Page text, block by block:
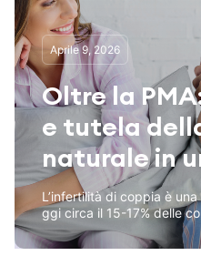
Aprile 9, 2026
Oltre la
e tutela
naturale in
L’infertilità di coppia è
ggi circa il 15-17% delle